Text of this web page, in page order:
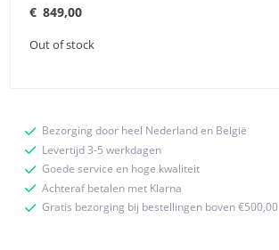
€ 849,00
Out of stock
Bezorging door heel Nederland en België
Levertijd 3-5 werkdagen
Goede service en hoge kwaliteit
Achteraf betalen met Klarna
Gratis bezorging bij bestellingen boven €500,00